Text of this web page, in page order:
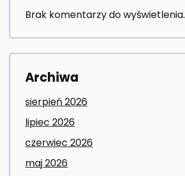
Brak komentarzy do wyświetlenia.
Archiwa
sierpień 2026
lipiec 2026
czerwiec 2026
maj 2026